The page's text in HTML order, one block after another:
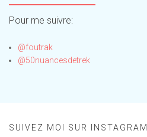
Pour me suivre:
@foutrak
@50nuancesdetrek
SUIVEZ MOI SUR INSTAGRAM